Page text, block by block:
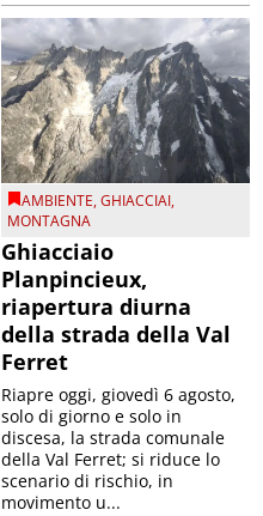
AMBIENTE,GHIACCIAI,
MONTAGNA
Ghiacciaio
Planpincieux,
riapertura diurna
della strada della Val
Ferret
Riapre oggi, giovedì 6 agosto,
solo di giorno e solo in
discesa, la strada comunale
della Val Ferret; si riduce lo
scenario di rischio, in
movimento u...